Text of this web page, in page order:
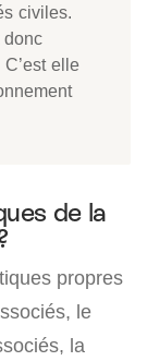
civiles.
donc
elle
de la
propres
le
la